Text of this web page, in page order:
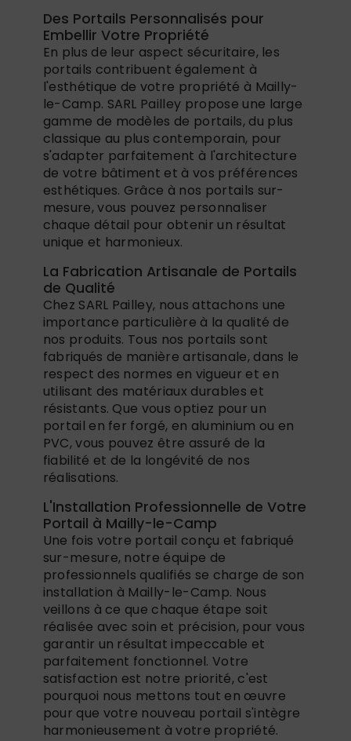
Des Portails Personnalisés pour
Embellir Votre Propriété
En plus de leur aspect sécuritaire, les
portails contribuent également à
l'esthétique de votre propriété à Mailly-
le-Camp. SARL Pailley propose une large
gamme de modèles de portails, du plus
classique au plus contemporain, pour
s'adapter parfaitement à l'architecture
de votre bâtiment et à vos préférences
esthétiques. Grâce à nos portails sur-
mesure, vous pouvez personnaliser
chaque détail pour obtenir un résultat
unique et harmonieux.
La Fabrication Artisanale de Portails
de Qualité
Chez SARL Pailley, nous attachons une
importance particulière à la qualité de
nos produits. Tous nos portails sont
fabriqués de manière artisanale, dans le
respect des normes en vigueur et en
utilisant des matériaux durables et
résistants. Que vous optiez pour un
portail en fer forgé, en aluminium ou en
PVC, vous pouvez être assuré de la
fiabilité et de la longévité de nos
réalisations.
L'Installation Professionnelle de Votre
Portail à Mailly-le-Camp
Une fois votre portail conçu et fabriqué
sur-mesure, notre équipe de
professionnels qualifiés se charge de son
installation à Mailly-le-Camp. Nous
veillons à ce que chaque étape soit
réalisée avec soin et précision, pour vous
garantir un résultat impeccable et
parfaitement fonctionnel. Votre
satisfaction est notre priorité, c'est
pourquoi nous mettons tout en œuvre
pour que votre nouveau portail s'intègre
harmonieusement à votre propriété.